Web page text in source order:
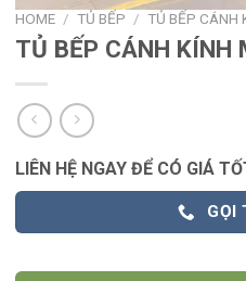
HOME / TỦ BẾP / TỦ BẾP CÁNH
TỦ BẾP CÁNH KÍNH
LIÊN HỆ NGAY ĐỂ CÓ GIÁ
GỌI